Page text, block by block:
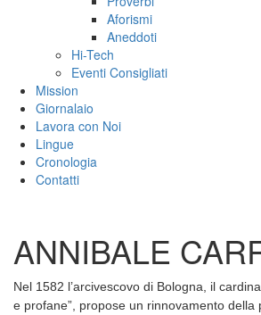
Aforismi
Aneddoti
Hi-Tech
Eventi Consigliati
Mission
Giornalaio
Lavora con Noi
Lingue
Cronologia
Contatti
ANNIBALE
Nel 1582 l’arcivescovo di Bologna, il
e profane”, propose un rinnovamento